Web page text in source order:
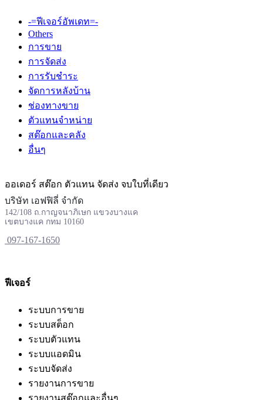
-=ฟีเจอร์อัพเดท=-
Others
การขาย
การจัดส่ง
การรับชำระ
จัดการหลังบ้าน
ช่องทางขาย
ตัวแทนจำหน่าย
สต๊อกและคลัง
อื่นๆ
ออเดอร์ สต๊อก ตัวแทน จัดส่ง จบใบที่เดียว
บริษัท เอฟฟิลี่ จำกัด
142/108 ถ.กาญจนาภิเษก แขวงบางแค
เขตบางแค กทม 10160
097-167-1650
ฟีเจอร์
ระบบการขาย
ระบบสต็อก
ระบบตัวแทน
ระบบแอดมิน
ระบบจัดส่ง
รายงานการขาย